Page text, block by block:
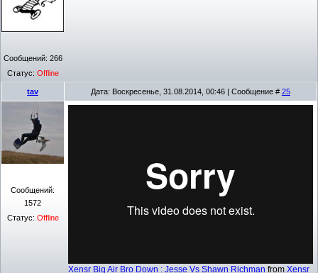
Сообщений: 266
Статус: Offline
tav Дата: Воскресенье, 31.08.2014, 00:46 | Сообщение # 25
Сообщений:
1572
Статус: Offline
Xensr Big Air Bro Down : Jesse Vs Shawn Richman from Xensr